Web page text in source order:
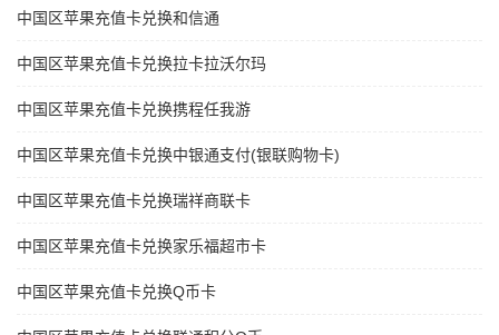
中国区苹果充值卡兑换和信通
中国区苹果充值卡兑换拉卡拉沃尔玛
中国区苹果充值卡兑换携程任我游
中国区苹果充值卡兑换中银通支付(银联购物卡)
中国区苹果充值卡兑换瑞祥商联卡
中国区苹果充值卡兑换家乐福超市卡
中国区苹果充值卡兑换Q币卡